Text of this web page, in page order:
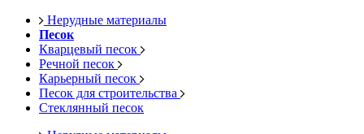
Нерудные материалы
Песок
Кварцевый песок
Речной песок
Карьерный песок
Песок для строительства
Стеклянный песок